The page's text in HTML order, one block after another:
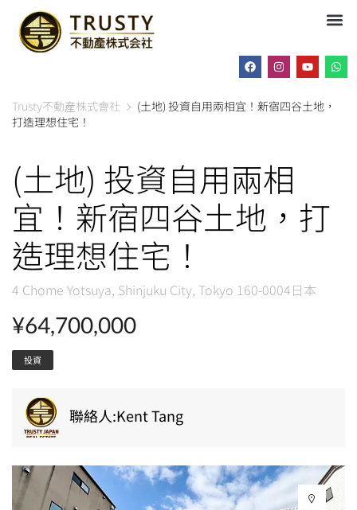
Trusty不動産株式會社
(土地) 投資自用兩相宜！新宿四谷土地，
打造理想住宅！
(土地) 投資自用兩相
宜！新宿四谷土地，打
造理想住宅！
4 Chome Yotsuya, Shinjuku City, Tokyo 160-0004日本
¥64,700,000
投資
聯絡人:Kent Tang